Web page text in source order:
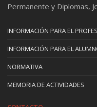
Permanente y Diplomas,
INFORMACIÓN PARA EL
INFORMACIÓN PARA EL
NORMATIVA
MEMORIA DE ACTIVIDADES